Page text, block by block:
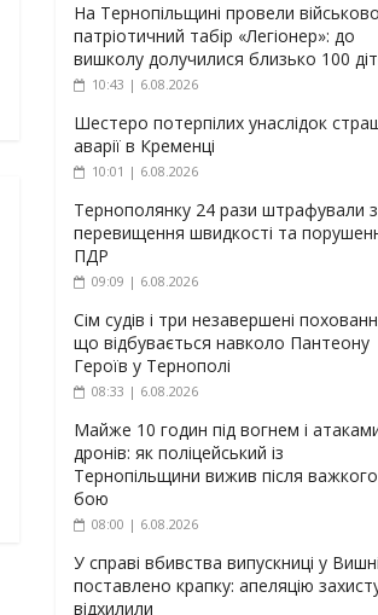
На Тернопільщині провели
патріотичний табір «Легіонер»: до
вишколу долучилися близько 100
10:43 | 6.08.2026
Шестеро потерпілих унаслідок
аварії в Кременці
10:01 | 6.08.2026
Тернополянку 24 рази штрафували
перевищення швидкості та
ПДР
09:09 | 6.08.2026
Сім судів і три незавершені
що відбувається навколо Пантеону
Героїв у Тернополі
08:33 | 6.08.2026
Майже 10 годин під вогнем і
дронів: як поліцейський із
Тернопільщини вижив після важкого
бою
08:00 | 6.08.2026
У справі вбивства випускниці у
поставлено крапку: апеляцію
відхилили